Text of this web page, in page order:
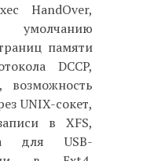
HandOver,
памяти
DCCP,
UNIX-сокет,
в XFS,
для USB-